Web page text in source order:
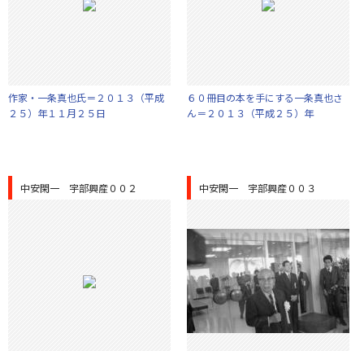
作家・一条真也氏＝２０１３（平成
２５）年１１月２５日
６０冊目の本を手にする一条真也さ
ん＝２０１３（平成２５）年
中安閑一 宇部興産００２ 中安閑一 宇部興産００３